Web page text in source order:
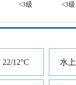
<3级 <3级
22/12°C 水